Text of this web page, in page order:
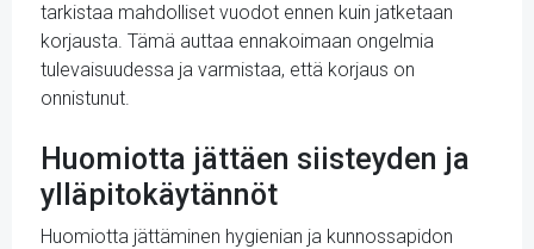
tarkistaa mahdolliset vuodot ennen kuin jatketaan
korjausta. Tämä auttaa ennakoimaan ongelmia
tulevaisuudessa ja varmistaa, että korjaus on
onnistunut.
Huomiotta jättäen siisteyden ja
ylläpitokäytännöt
Huomiotta jättäminen hygienian ja kunnossapidon